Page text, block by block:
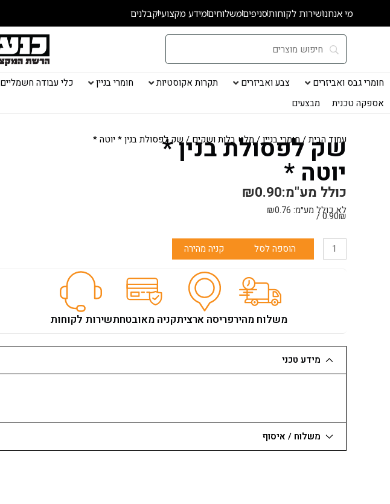
מי אנחנושירות לקוחותסניפיםמשלוחיםמידע מקצועיקבלנים
חומרי גבס ואביזרים צבע ואביזרים תקרות אקוסטיות חומרי בניין כלי עבודה חשמליים
אספקה טכנית
מבצעים
עמוד הבית/חומרי בניין/מלט בלות ושקים/ שק לפסולת בנין * יוטה *שק לפסולת בנין *
יוטה *
₪0.90כולל מע"מ:
לא כולל מע״מ: ₪0.76
0.90₪ /
כמות
הוספה לסל קניה מהירה
משלוח מהירפריסה ארציתקניה מאובטחתשירות לקוחות
מידע טכני
משלוח / איסוף